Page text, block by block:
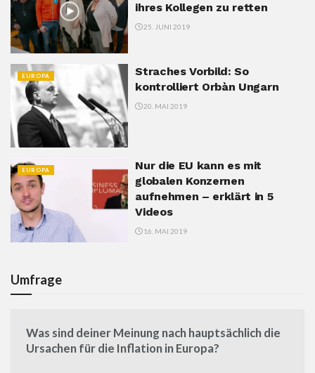
ihres Kollegen zu retten
25. JUNI 2019
EUROPA
Straches Vorbild: So
kontrolliert Orbàn Ungarn
20. MAI 2019
EUROPA
Nur die EU kann es mit
globalen Konzernen
aufnehmen – erklärt in 5
Videos
16. MAI 2019
Umfrage
Was sind deiner Meinung nach hauptsächlich die
Ursachen für die Inflation in Europa?